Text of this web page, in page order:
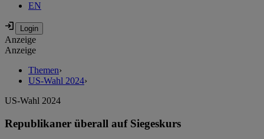
EN
Anzeige
Anzeige
Themen›
US-Wahl 2024›
US-Wahl 2024
Republikaner überall auf Siegeskurs